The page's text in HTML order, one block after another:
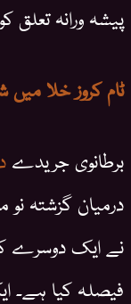
پیشہ ورانہ تعلق
ٹام کروز خلا
برطانوی جریدے
درمیان گزشتہ نو
نے ایک دوسرے کے
فیصلہ کیا ہے۔